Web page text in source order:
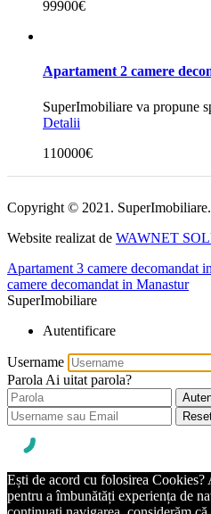
99900€
Apartament 2 camere
SuperImobiliare va propune
Detalii
110000€
Copyright © 2021.
Website realizat de WAWNET
Apartament 3 camere decomandat
camere decomandat in Manastur
SuperImobiliare
Autentificare
Username
Parola Ai uitat parola?
Ești de acord cu folosirea Cookies?
pentru a îmbunătăți experiența de